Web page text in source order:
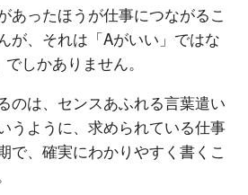
あったほうが仕事につながるこ
が、それは「Aがいい」ではな
しかありません。
のは、センスあふれる言葉遣い
うように、求められている仕事
で、確実にわかりやすく書くこ